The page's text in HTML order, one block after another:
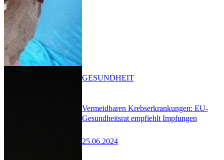
Vermeidbaren Krebserkrankungen: EU-
Gesundheitsrat empfiehlt Impfungen
25.06.2024
GESUNDHEIT